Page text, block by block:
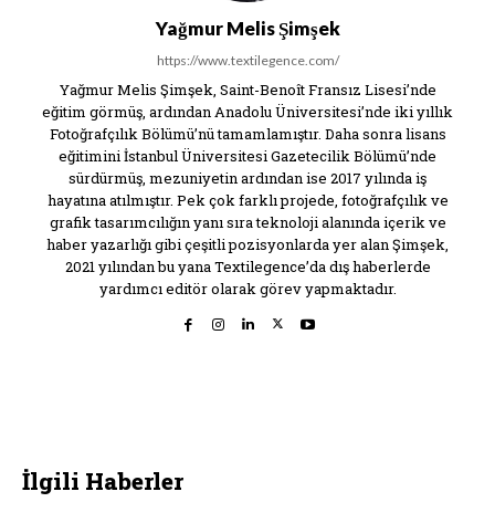
Yağmur Melis Şimşek
https://www.textilegence.com/
Yağmur Melis Şimşek, Saint-Benoît Fransız Lisesi’nde
eğitim görmüş, ardından Anadolu Üniversitesi’nde iki yıllık
Fotoğrafçılık Bölümü’nü tamamlamıştır. Daha sonra lisans
eğitimini İstanbul Üniversitesi Gazetecilik Bölümü’nde
sürdürmüş, mezuniyetin ardından ise 2017 yılında iş
hayatına atılmıştır. Pek çok farklı projede, fotoğrafçılık ve
grafik tasarımcılığın yanı sıra teknoloji alanında içerik ve
haber yazarlığı gibi çeşitli pozisyonlarda yer alan Şimşek,
2021 yılından bu yana Textilegence’da dış haberlerde
yardımcı editör olarak görev yapmaktadır.
İlgili Haberler